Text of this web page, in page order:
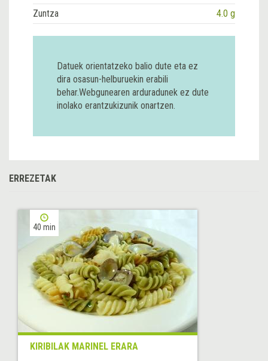
Zuntza
4.0 g
Datuek orientatzeko balio dute eta ez
dira osasun-helburuekin erabili
behar.Webgunearen arduradunek ez dute
inolako erantzukizunik onartzen.
ERREZETAK
40 min
KIRIBILAK MARINEL ERARA